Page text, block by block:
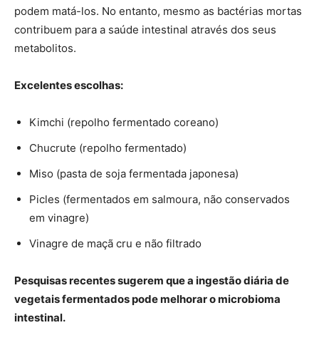
podem matá-los. No entanto, mesmo as bactérias mortas
contribuem para a saúde intestinal através dos seus
metabolitos.
Excelentes escolhas:
Kimchi (repolho fermentado coreano)
Chucrute (repolho fermentado)
Miso (pasta de soja fermentada japonesa)
Picles (fermentados em salmoura, não conservados
em vinagre)
Vinagre de maçã cru e não filtrado
Pesquisas recentes sugerem que a ingestão diária de
vegetais fermentados pode melhorar o microbioma
intestinal.